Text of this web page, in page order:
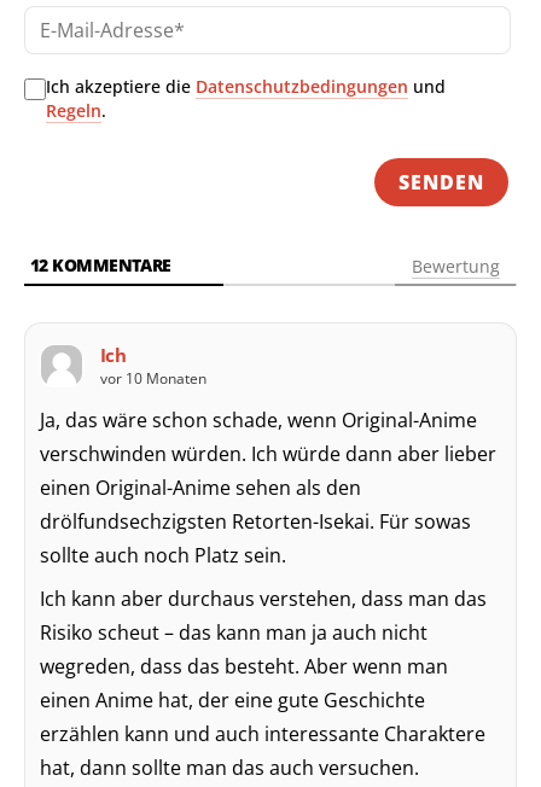
E-
Ich akzeptiere die Datenschutzbedingungen und
Regeln.
12KOMMENTARE Bewertung
Ich
vor 10 Monaten
Ja, das wäre schon schade, wenn Original-Anime
verschwinden würden. Ich würde dann aber lieber
einen Original-Anime sehen als den
drölfundsechzigsten Retorten-Isekai. Für sowas
sollte auch noch Platz sein.
Ich kann aber durchaus verstehen, dass man das
Risiko scheut – das kann man ja auch nicht
wegreden, dass das besteht. Aber wenn man
einen Anime hat, der eine gute Geschichte
erzählen kann und auch interessante Charaktere
hat, dann sollte man das auch versuchen.